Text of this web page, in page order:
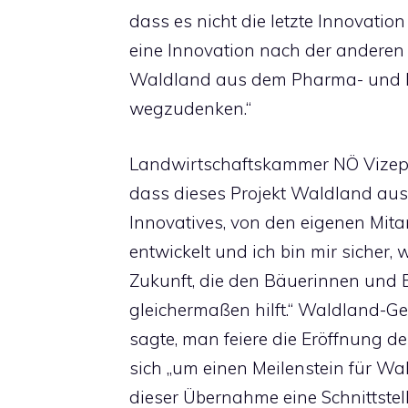
dass es nicht die letzte
eine Innovation nach der
Waldland aus dem Pharma- und
wegzudenken.“
Landwirtschaftskammer NÖ
dass dieses Projekt Waldland
Innovatives, von den eigenen
entwickelt und ich bin mir sicher,
Zukunft, die den Bäuerinnen
gleichermaßen hilft.“ Waldland-
sagte, man feiere die Eröffnung
sich „um einen Meilenstein für
dieser Übernahme eine